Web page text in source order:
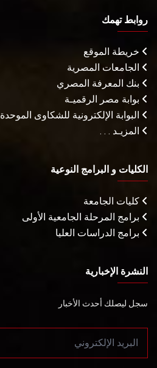
روابط تهمك
خريطة الموقع
الجامعات المصرية
بنك المعرفة المصري
بوابة مصر الرقميـة
البوابة الإلكترونية للشكاوى الموحدة
المزيـد . . .
الكليات و البرامج النوعية
كليات الجامعة
برامج المرحلة الجامعية الأولى
برامج الدراسات العليا
النشرة الإخبارية
سجل ليصلك أحدث الأخبار